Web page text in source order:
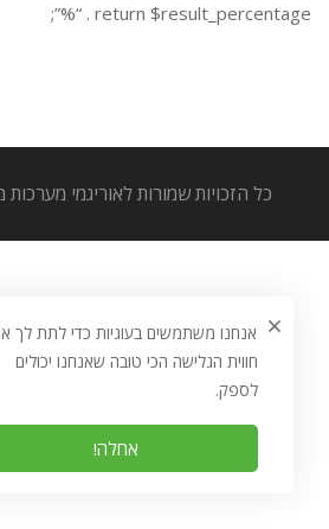
return $result_percentage . “%”;
כל הזכויות שמורות לאוריגמי מערכות
אנחנו משתמשים בעוגיות כדי לתת לך
חווית הגלישה הכי טובה שאנחנו יכולים
לספק.
אחלה!